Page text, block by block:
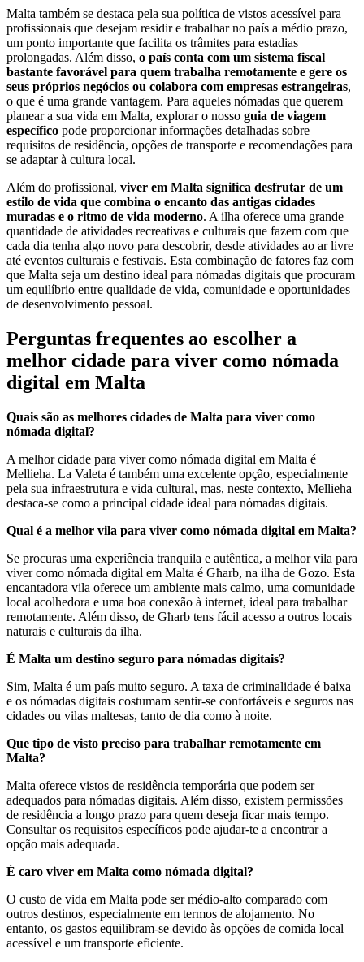
Malta também se destaca pela sua política de vistos acessível para
profissionais que desejam residir e trabalhar no país a médio prazo,
um ponto importante que facilita os trâmites para estadias
prolongadas. Além disso, o país conta com um sistema fiscal
bastante favorável para quem trabalha remotamente e gere os
seus próprios negócios ou colabora com empresas estrangeiras,
o que é uma grande vantagem. Para aqueles nómadas que querem
planear a sua vida em Malta, explorar o nosso guia de viagem
específico pode proporcionar informações detalhadas sobre
requisitos de residência, opções de transporte e recomendações para
se adaptar à cultura local.
Além do profissional, viver em Malta significa desfrutar de um
estilo de vida que combina o encanto das antigas cidades
muradas e o ritmo de vida moderno. A ilha oferece uma grande
quantidade de atividades recreativas e culturais que fazem com que
cada dia tenha algo novo para descobrir, desde atividades ao ar livre
até eventos culturais e festivais. Esta combinação de fatores faz com
que Malta seja um destino ideal para nómadas digitais que procuram
um equilíbrio entre qualidade de vida, comunidade e oportunidades
de desenvolvimento pessoal.
Perguntas frequentes ao escolher a
melhor cidade para viver como nómada
digital em Malta
Quais são as melhores cidades de Malta para viver como
nómada digital?
A melhor cidade para viver como nómada digital em Malta é
Mellieha. La Valeta é também uma excelente opção, especialmente
pela sua infraestrutura e vida cultural, mas, neste contexto, Mellieha
destaca-se como a principal cidade ideal para nómadas digitais.
Qual é a melhor vila para viver como nómada digital em Malta?
Se procuras uma experiência tranquila e autêntica, a melhor vila para
viver como nómada digital em Malta é Għarb, na ilha de Gozo. Esta
encantadora vila oferece um ambiente mais calmo, uma comunidade
local acolhedora e uma boa conexão à internet, ideal para trabalhar
remotamente. Além disso, de Għarb tens fácil acesso a outros locais
naturais e culturais da ilha.
É Malta um destino seguro para nómadas digitais?
Sim, Malta é um país muito seguro. A taxa de criminalidade é baixa
e os nómadas digitais costumam sentir-se confortáveis e seguros nas
cidades ou vilas maltesas, tanto de dia como à noite.
Que tipo de visto preciso para trabalhar remotamente em
Malta?
Malta oferece vistos de residência temporária que podem ser
adequados para nómadas digitais. Além disso, existem permissões
de residência a longo prazo para quem deseja ficar mais tempo.
Consultar os requisitos específicos pode ajudar-te a encontrar a
opção mais adequada.
É caro viver em Malta como nómada digital?
O custo de vida em Malta pode ser médio-alto comparado com
outros destinos, especialmente em termos de alojamento. No
entanto, os gastos equilibram-se devido às opções de comida local
acessível e um transporte eficiente.